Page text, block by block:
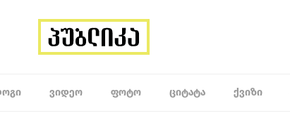
ᲕᲘᲓᲔᲝ ᲤᲝᲢᲝ ᲪᲘᲢᲐᲢᲐ ᲥᲕᲘᲖᲘ